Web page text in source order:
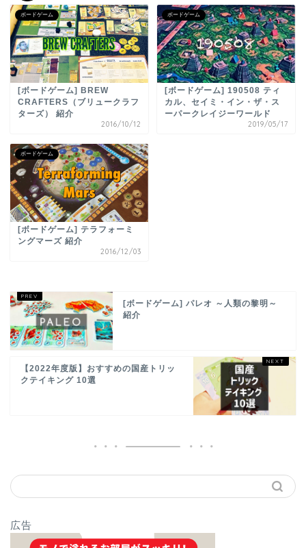
ボードゲーム
[ボードゲーム] BREW
CRAFTERS（ブリュークラフ
ターズ） 紹介
2016/10/12
ボードゲーム
[ボードゲーム] 190508 ティ
カル、セイミ・イン・ザ・ス
ーパークレイジーワールド
2019/05/17
ボードゲーム
[ボードゲーム] テラフォーミ
ングマーズ 紹介
2016/12/03
[ボードゲーム] パレオ ～人類の黎明～
紹介
【2022年度版】おすすめの国産トリッ
クテイキング 10選
広告